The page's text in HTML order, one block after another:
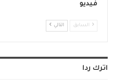
فيديو
السابق التالي
اترك ردا